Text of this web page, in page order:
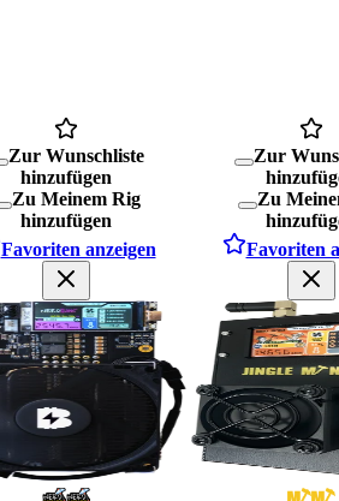
Zur Wunschliste
hinzufügen
Zu Meinem Rig
hinzufügen
Favoriten anzeigen
Zur
Zu
Favoriten